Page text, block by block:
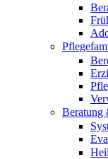
Beratung